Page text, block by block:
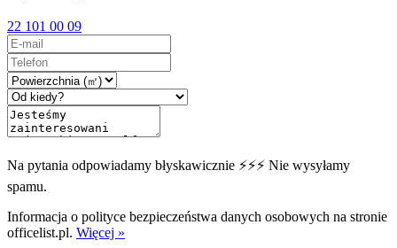
22 101 00 09
Na pytania odpowiadamy błyskawicznie ⚡⚡⚡ Nie wysyłamy
spamu.
Informacja o polityce bezpieczeństwa danych osobowych na stronie
officelist.pl. Więcej »